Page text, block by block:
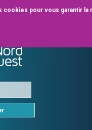
cookies pour vous garantir